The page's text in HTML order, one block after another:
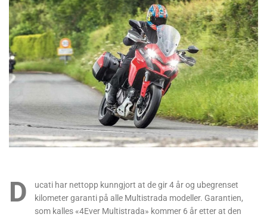
D
ucati har nettopp kunngjort at de gir 4 år og ubegrenset
kilometer garanti på alle Multistrada modeller. Garantien,
som kalles «4Ever Multistrada» kommer 6 år etter at den